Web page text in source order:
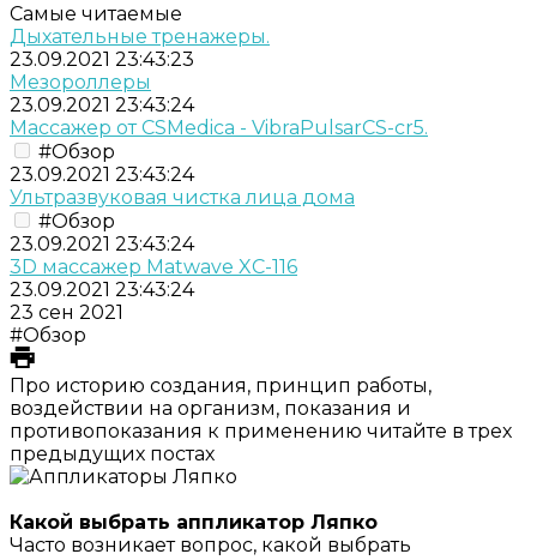
Самые читаемые
Дыхательные тренажеры.
23.09.2021 23:43:23
Мезороллеры
23.09.2021 23:43:24
Массажер от CSMedica - VibraPulsarCS-cr5.
#Обзор
23.09.2021 23:43:24
Ультразвуковая чистка лица дома
#Обзор
23.09.2021 23:43:24
3D массажер Matwave XC-116
23.09.2021 23:43:24
23 сен 2021
#Обзор
Про историю создания, принцип работы,
воздействии на организм, показания и
противопоказания к применению читайте в трех
предыдущих постах
Какой выбрать аппликатор Ляпко
Часто возникает вопрос, какой выбрать